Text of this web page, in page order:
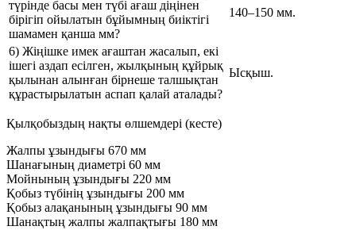
түрінде басы мен түбі ағаш діңінен
бірігіп ойылатын бұйымның биіктігі
шамамен қанша мм?
140–150 мм.
6) Жіңішке имек ағаштан жасалып, екі
ішегі аздап есілген, жылқының құйрық
қылынан алынған бірнеше талшықтан
құрастырылатын аспап қалай аталады?
Ысқыш.
Қылқобыздың нақты өлшемдері (кесте)
Жалпы ұзындығы 670 мм
Шанағының диаметрі 60 мм
Мойнының ұзындығы 220 мм
Қобыз түбінің ұзындығы 200 мм
Қобыз алақанының ұзындығы 90 мм
Шанақтың жалпы жалпақтығы 180 мм